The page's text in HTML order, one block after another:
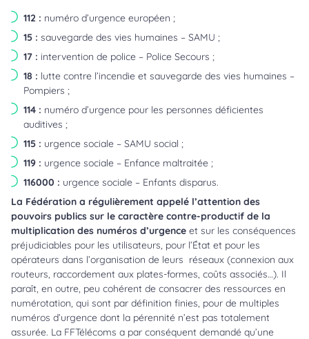
112 : numéro d’urgence européen ;
15 : sauvegarde des vies humaines – SAMU ;
17 : intervention de police – Police Secours ;
18 : lutte contre l’incendie et sauvegarde des vies humaines –
Pompiers ;
114 : numéro d’urgence pour les personnes déficientes
auditives ;
115 : urgence sociale – SAMU social ;
119 : urgence sociale – Enfance maltraitée ;
116000 : urgence sociale – Enfants disparus.
La Fédération a régulièrement appelé l’attention des
pouvoirs publics sur le caractère contre-productif de la
multiplication des numéros d’urgence et sur les conséquences
préjudiciables pour les utilisateurs, pour l’État et pour les
opérateurs dans l’organisation de leurs réseaux (connexion aux
routeurs, raccordement aux plates-formes, coûts associés…). Il
paraît, en outre, peu cohérent de consacrer des ressources en
numérotation, qui sont par définition finies, pour de multiples
numéros d’urgence dont la pérennité n’est pas totalement
assurée. La FFTélécoms a par conséquent demandé qu’une